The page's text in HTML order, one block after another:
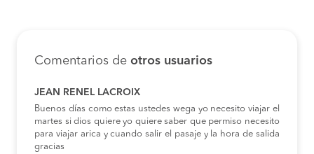
Comentarios de otros usuarios
JEAN RENEL LACROIX
Buenos días como estas ustedes wega yo necesito viajar el
martes si dios quiere yo quiere saber que permiso necesito
para viajar arica y cuando salir el pasaje y la hora de salida
gracias